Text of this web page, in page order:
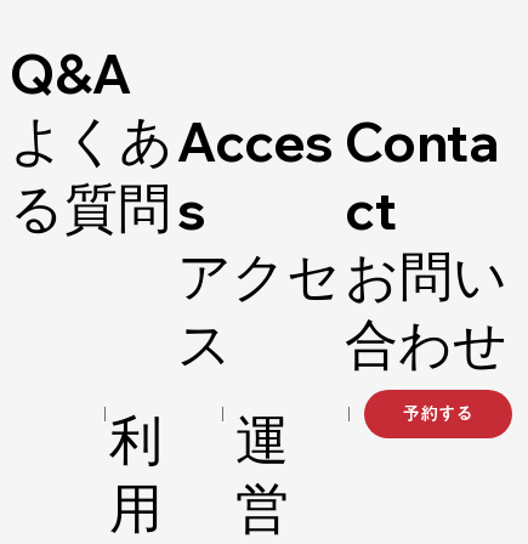
Q&A
​よくあ
る質問
Acces
s
​アクセ
ス
Conta
ct
お問い
合わせ
利
用
運
営
予約する